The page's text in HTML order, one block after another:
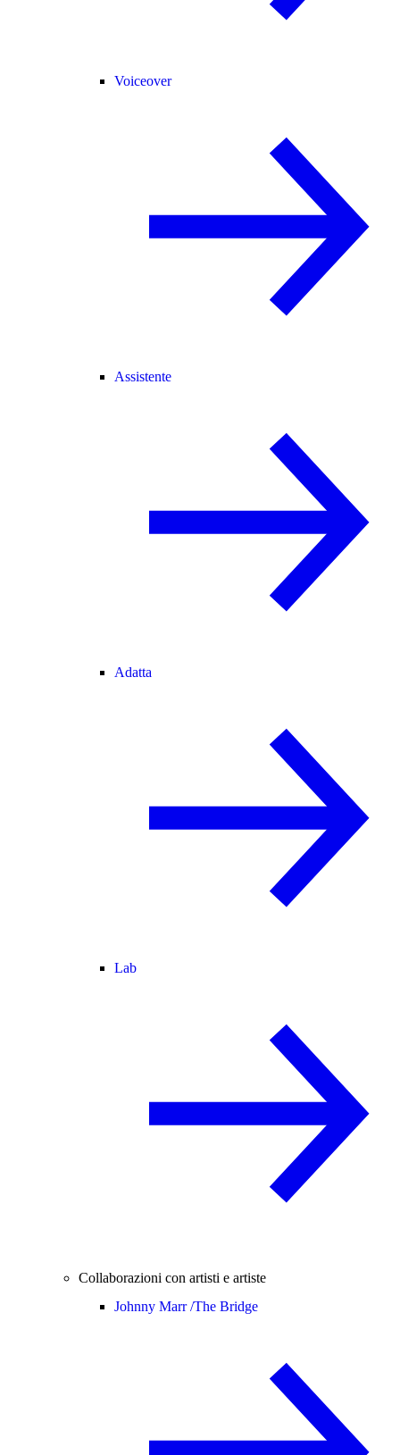
Voiceover
Assistente
Adatta
Lab
Collaborazioni con artisti e artiste
Johnny Marr /The Bridge